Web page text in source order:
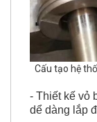
Cấu tạo hệ
- Thiết kế vỏ
dể dàng lắp